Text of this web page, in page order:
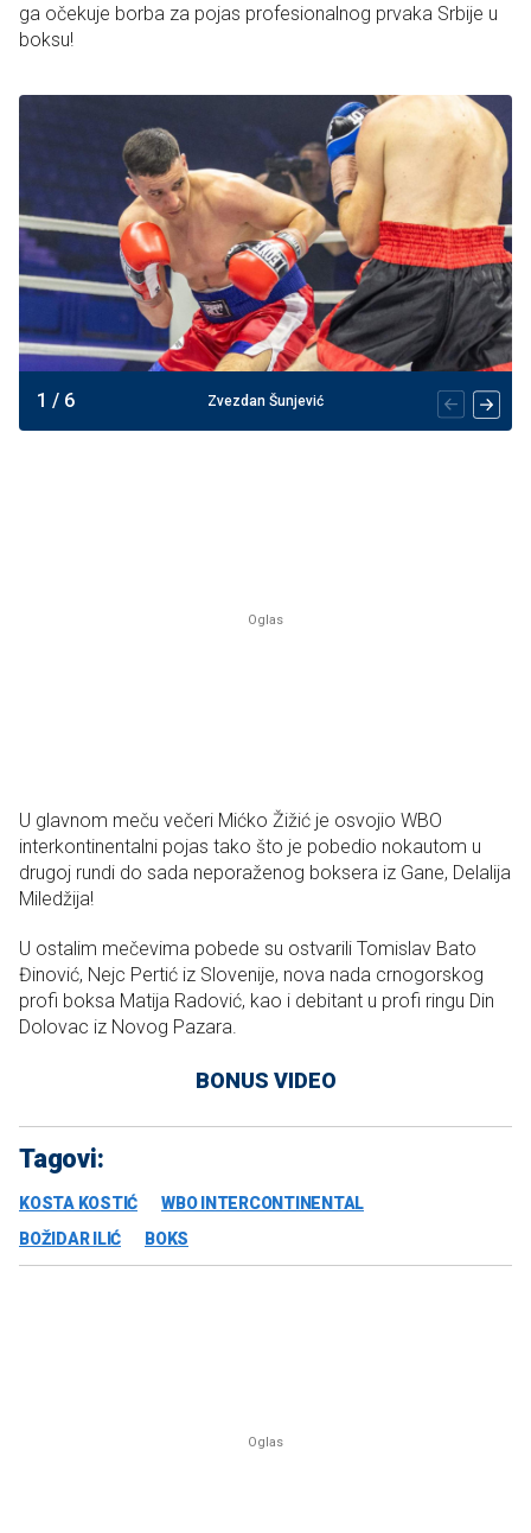
ga očekuje borba za pojas profesionalnog prvaka Srbije u
boksu!
Zvezdan Šunjević
1 / 6
U glavnom meču večeri Mićko Žižić je osvojio WBO
interkontinentalni pojas tako što je pobedio nokautom u
drugoj rundi do sada neporaženog boksera iz Gane, Delalija
Miledžija!
U ostalim mečevima pobede su ostvarili Tomislav Bato
Đinović, Nejc Pertić iz Slovenije, nova nada crnogorskog
profi boksa Matija Radović, kao i debitant u profi ringu Din
Dolovac iz Novog Pazara.
BONUS VIDEO
Tagovi:
KOSTA KOSTIĆ
WBO INTERCONTINENTAL
BOŽIDAR ILIĆ
BOKS